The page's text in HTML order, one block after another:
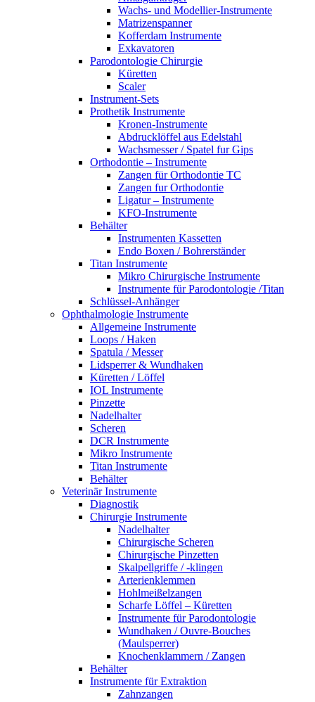
Wachs- und Modellier-Instrumente
Matrizenspanner
Kofferdam Instrumente
Exkavatoren
Parodontologie Chirurgie
Küretten
Scaler
Instrument-Sets
Prothetik Instrumente
Kronen-Instrumente
Abdrucklöffel aus Edelstahl
Wachsmesser / Spatel fur Gips
Orthodontie – Instrumente
Zangen für Orthodontie TC
Zangen fur Orthodontie
Ligatur – Instrumente
KFO-Instrumente
Behälter
Instrumenten Kassetten
Endo Boxen / Bohrerständer
Titan Instrumente
Mikro Chirurgische Instrumente
Instrumente für Parodontologie /Titan
Schlüssel-Anhänger
Ophthalmologie Instrumente
Allgemeine Instrumente
Loops / Haken
Spatula / Messer
Lidsperrer & Wundhaken
Küretten / Löffel
IOL Instrumente
Pinzette
Nadelhalter
Scheren
DCR Instrumente
Mikro Instrumente
Titan Instrumente
Behälter
Veterinär Instrumente
Diagnostik
Chirurgie Instrumente
Nadelhalter
Chirurgische Scheren
Chirurgische Pinzetten
Skalpellgriffe / -klingen
Arterienklemmen
Hohlmeißelzangen
Scharfe Löffel – Küretten
Instrumente für Parodontologie
Wundhaken / Ouvre-Bouches
(Maulsperrer)
Knochenklammern / Zangen
Behälter
Instrumente für Extraktion
Zahnzangen